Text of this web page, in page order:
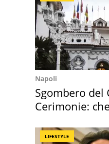
Napoli
Sgombero del
Cerimonie:
LIFESTYLE